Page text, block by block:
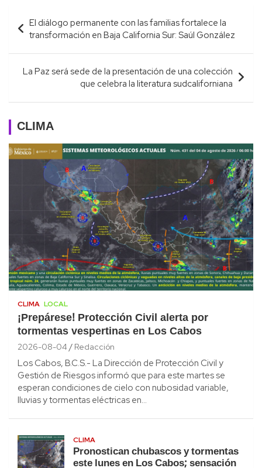
Navegación
de
entradas
El diálogo permanente con las familias fortalece la
transformación en Baja California Sur: Saúl González
La Paz será sede de la presentación de una colección
que celebra la literatura sudcaliforniana
CLIMA
CLIMA LOCAL
¡Prepárese! Protección Civil alerta por
tormentas vespertinas en Los Cabos
2026-08-04 Redacción
Los Cabos, B.C.S.- La Dirección de Protección Civil y
Gestión de Riesgos informó que para este martes se
esperan condiciones de cielo con nubosidad variable,
lluvias y tormentas eléctricas en…
CLIMA
Pronostican chubascos y tormentas
este lunes en Los Cabos; sensación